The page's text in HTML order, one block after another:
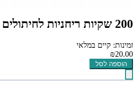
200 שקיות ריחניות לחיתולים
זמינות: קיים במלאי
₪20.00
הוספה לסל